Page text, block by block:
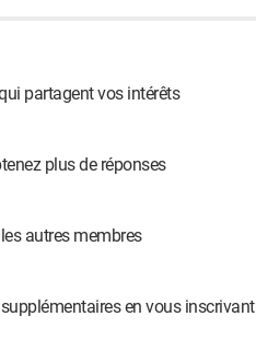
partagent vos intérêts
plus de réponses
autres membres
en vous inscrivant